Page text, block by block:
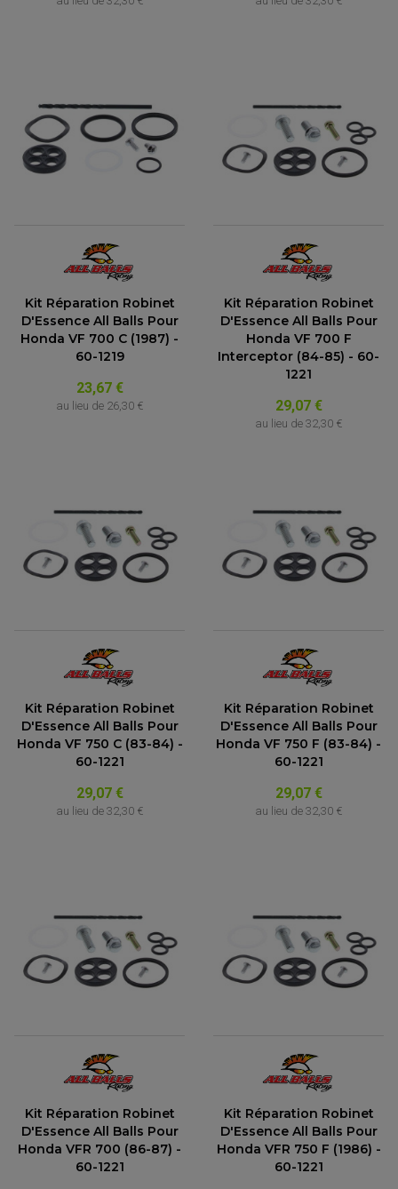
FEUX ADDITIONNELS
ENTRETIEN MOTO
ATELIER, PADDOCK, STAND
ANTIPARASITE NGK
BOUGIE NGK
FILTRE A HUILE
FREINAGE
Kit Réparation Robinet
D'Essence All Balls Pour
Honda VF 700 C (1987) -
60-1219
23,67 €
au lieu de 26,30 €
Kit Réparation Robinet
D'Essence All Balls Pour
Honda VF 700 F
Interceptor (84-85) - 60-
1221
29,07 €
au lieu de 32,30 €
Kit Réparation Robinet
D'Essence All Balls Pour
Honda VF 750 C (83-84) -
60-1221
29,07 €
au lieu de 32,30 €
Kit Réparation Robinet
D'Essence All Balls Pour
Honda VF 750 F (83-84) -
60-1221
29,07 €
au lieu de 32,30 €
Kit Réparation Robinet
D'Essence All Balls Pour
Honda VFR 700 (86-87) -
60-1221
Kit Réparation Robinet
D'Essence All Balls Pour
Honda VFR 750 F (1986) -
60-1221